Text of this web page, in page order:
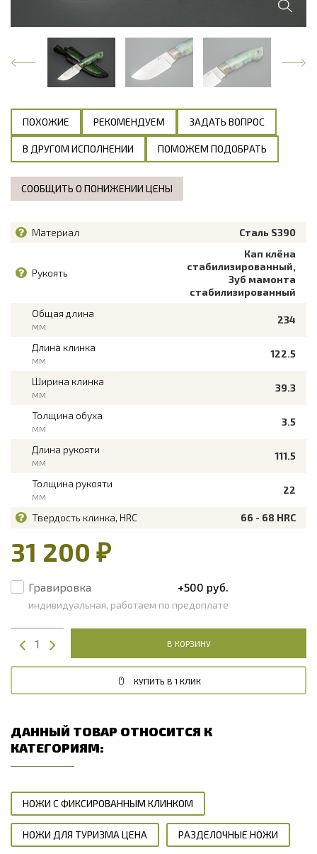
ПОХОЖИЕ РЕКОМЕНДУЕМ ЗАДАТЬ ВОПРОС
В ДРУГОМ ИСПОЛНЕНИИ ПОМОЖЕМ ПОДОБРАТЬ
СООБЩИТЬ О ПОНИЖЕНИИ ЦЕНЫ
Материал Сталь S390
Рукоять
Кап клёна
стабилизированный,
Зуб мамонта
стабилизированный
Общая длина
мм
234
Длина клинка
мм
122.5
Ширина клинка
мм
39.3
Толщина обуха
мм
3.5
Длина рукояти
мм
111.5
Толщина рукояти
мм
22
Твердость клинка, HRC 66 - 68 HRC
31 200 ₽
Гравировка +500 руб.
индивидуальная, работаем по предоплате
В КОРЗИНУ
КУПИТЬ В 1 КЛИК
ДАННЫЙ ТОВАР ОТНОСИТСЯ К
КАТЕГОРИЯМ:
НОЖИ С ФИКСИРОВАННЫМ КЛИНКОМ
НОЖИ ДЛЯ ТУРИЗМА ЦЕНА РАЗДЕЛОЧНЫЕ НОЖИ